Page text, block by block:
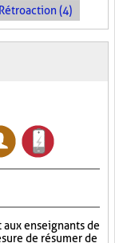
Rétroaction (4)
enseignants de
de résumer de